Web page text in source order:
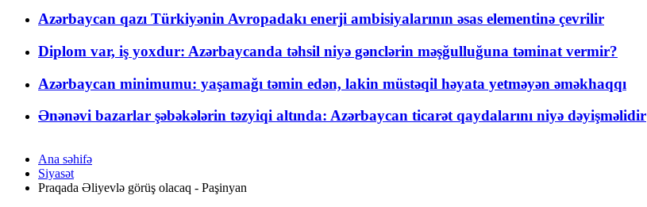
Azərbaycan qazı Türkiyənin Avropadakı enerji ambisiyalarının əsas elementinə çevrilir
Diplom var, iş yoxdur: Azərbaycanda təhsil niyə gənclərin məşğulluğuna təminat vermir?
Azərbaycan minimumu: yaşamağı təmin edən, lakin müstəqil həyata yetməyən əməkhaqqı
Ənənəvi bazarlar şəbəkələrin təzyiqi altında: Azərbaycan ticarət qaydalarını niyə dəyişməlidir
Ana səhifə
Siyasət
Praqada Əliyevlə görüş olacaq - Paşinyan